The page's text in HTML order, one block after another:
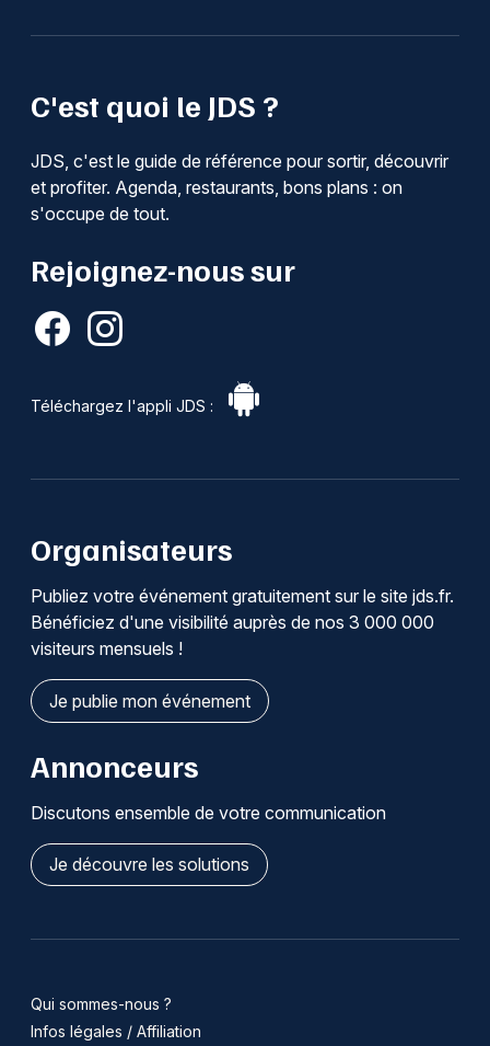
C'est quoi le JDS ?
JDS, c'est le guide de référence pour sortir, découvrir
et profiter. Agenda, restaurants, bons plans : on
s'occupe de tout.
Rejoignez-nous sur
Téléchargez l'appli JDS :
Organisateurs
Publiez votre événement gratuitement sur le site jds.fr.
Bénéficiez d'une visibilité auprès de nos 3 000 000
visiteurs mensuels !
Je publie mon événement
Annonceurs
Discutons ensemble de votre communication
Je découvre les solutions
Qui sommes-nous ?
Infos légales / Affiliation